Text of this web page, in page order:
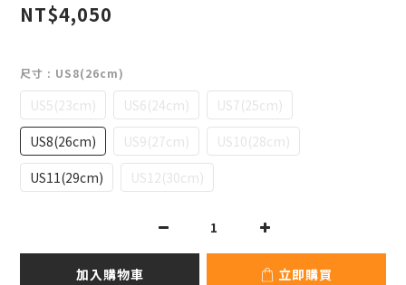
NT$4,050
尺寸 : US8(26cm)
US5(23cm) US6(24cm)
US7(25cm)
US8(26cm)
US9(27cm)
US10(28cm)
US11(29cm)
US12(30cm)
加入購物車 立即購買